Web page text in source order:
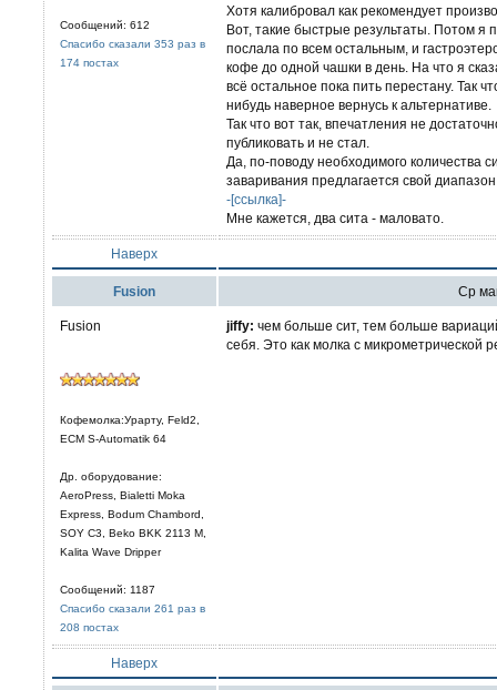
Сообщений: 612
Спасибо сказали 353 раз в
174 постах
Хотя калибровал как рекомендует
Вот, такие быстрые результаты. Потом я
послала по всем остальным, и
кофе до одной чашки в день. На что я
всё остальное пока пить перестану. Так
нибудь наверное вернусь к альтернативе.
Так что вот так, впечатления не
публиковать и не стал.
Да, по-поводу необходимого количества
заваривания предлагается свой
-[ссылка]-
Мне кажется, два сита - маловато.
Наверх
Fusion Ср
Fusion
Кофемолка:Урарту, Feld2,
ECM S-Automatik 64
Др. оборудование:
AeroPress, Bialetti Moka
Express, Bodum Chambord,
SOY C3, Beko BKK 2113 M,
Kalita Wave Dripper
Сообщений: 1187
Спасибо сказали 261 раз в
208 постах
jiffy: чем больше сит, тем больше
себя. Это как молка с микрометрической
Наверх